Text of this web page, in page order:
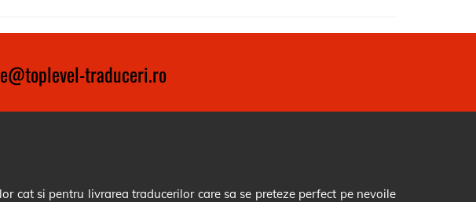
traduceri.ro
cat si pentru livrarea traducerilor care sa se preteze perfect pe nevoile